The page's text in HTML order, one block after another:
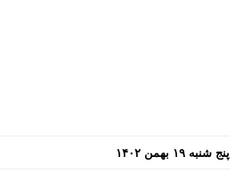
پنج شنبه ۱۹ بهمن ۱۴۰۲